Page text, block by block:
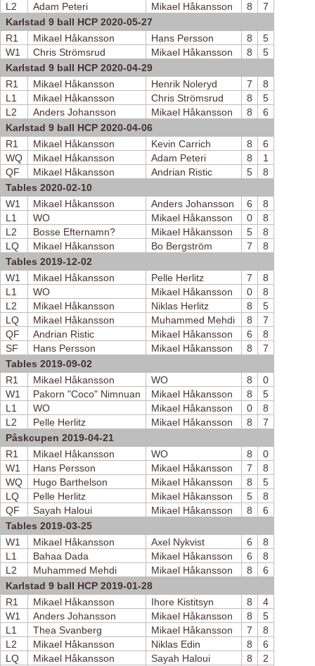
L2
Adam Peteri Mikael Håkansson 8
7
Karlstad 9 ball HCP 2020-05-27
R1
Mikael Håkansson Hans Persson 8
5
W1
Chris Strömsrud Mikael Håkansson 8
5
Karlstad 9 ball HCP 2020-04-29
R1
Mikael Håkansson Henrik Noleryd 7
8
L1
Mikael Håkansson Chris Strömsrud 8
5
L2
Anders Johansson Mikael Håkansson 8
6
Karlstad 9 ball HCP 2020-04-06
R1
Mikael Håkansson Kevin Carrich 8
6
WQ
Mikael Håkansson Adam Peteri 8
1
QF
Mikael Håkansson Andrian Ristic 5
8
Tables 2020-02-10
W1
Mikael Håkansson Anders Johansson 6
8
L1
WO Mikael Håkansson 0
8
L2
Bosse Efternamn? Mikael Håkansson 5
8
LQ
Mikael Håkansson Bo Bergström 7
8
Tables 2019-12-02
W1
Mikael Håkansson Pelle Herlitz 7
8
L1
WO Mikael Håkansson 0
8
L2
Mikael Håkansson Niklas Herlitz 8
5
LQ
Mikael Håkansson Muhammed Mehdi 8
7
QF
Andrian Ristic Mikael Håkansson 6
8
SF
Hans Persson Mikael Håkansson 8
7
Tables 2019-09-02
R1
Mikael Håkansson WO 8
0
W1
Pakorn "Coco" Nimnuan Mikael Håkansson 8
5
L1
WO Mikael Håkansson 0
8
L2
Pelle Herlitz Mikael Håkansson 8
7
Påskcupen 2019-04-21
R1
Mikael Håkansson WO 8
0
W1
Hans Persson Mikael Håkansson 7
8
WQ
Hugo Barthelson Mikael Håkansson 8
5
LQ
Pelle Herlitz Mikael Håkansson 5
8
QF
Sayah Haloui Mikael Håkansson 8
6
Tables 2019-03-25
W1
Mikael Håkansson Axel Nykvist 6
8
L1
Bahaa Dada Mikael Håkansson 6
8
L2
Muhammed Mehdi Mikael Håkansson 8
6
Karlstad 9 ball HCP 2019-01-28
R1
Mikael Håkansson Ihore Kistitsyn 8
4
W1
Anders Johansson Mikael Håkansson 8
5
L1
Thea Svanberg Mikael Håkansson 7
8
L2
Mikael Håkansson Niklas Edin 8
6
LQ
Mikael Håkansson Sayah Haloui 8
2